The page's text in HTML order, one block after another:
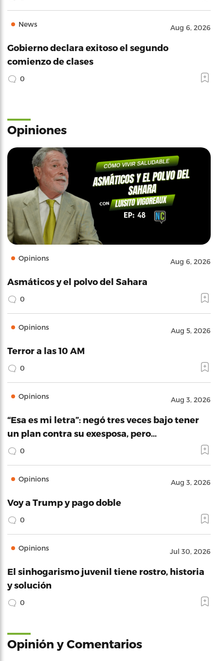
News Aug 6, 2026
Gobierno declara exitoso el segundo
comienzo de clases
0
Opiniones
Opinions Aug 6, 2026
Asmáticos y el polvo del Sahara
0
Opinions Aug 5, 2026
Terror a las 10 AM
0
Opinions Aug 3, 2026
“Esa es mi letra”: negó tres veces bajo tener
un plan contra su exesposa, pero…
0
Opinions Aug 3, 2026
Voy a Trump y pago doble
0
Opinions Jul 30, 2026
El sinhogarismo juvenil tiene rostro, historia
y solución
0
Opinión y Comentarios